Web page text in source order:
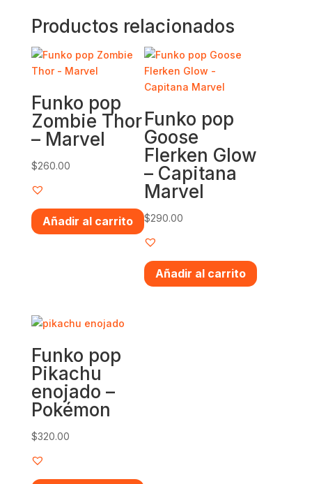
Productos relacionados
Funko pop
Zombie Thor
– Marvel
$260.00
Añadir al carrito
Funko pop
Goose
Flerken Glow
– Capitana
Marvel
$290.00
Añadir al carrito
Funko pop
Pikachu
enojado –
Pokémon
$320.00